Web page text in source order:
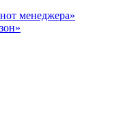
менеджера»